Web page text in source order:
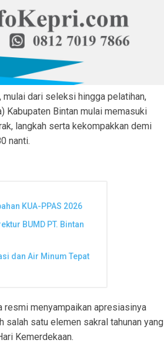
dari seleksi hingga pelatihan,
Kabupaten Bintan mulai memasuki
langkah serta kekompakkan demi
nanti.
KUA-PPAS 2026
BUMD PT. Bintan
dan Air Minum Tepat
resmi menyampaikan apresiasinya
salah satu elemen sakral tahunan yang
Kemerdekaan.